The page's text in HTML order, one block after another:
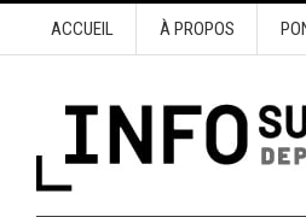
ACCUEIL À PROPOS